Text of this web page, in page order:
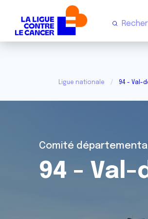
Ligue nationale 94 - Val-
Comité départemental
94 -